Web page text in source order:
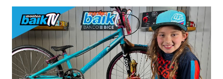
completa de día a otra de noche, durante 14 horas.
Cualquiera pensaría […]